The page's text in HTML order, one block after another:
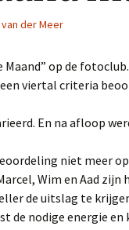
der Meer
op de
viertal criteria
En na afloop
niet meer
Wim en Aad zijn
de uitslag te
de nodige energie en